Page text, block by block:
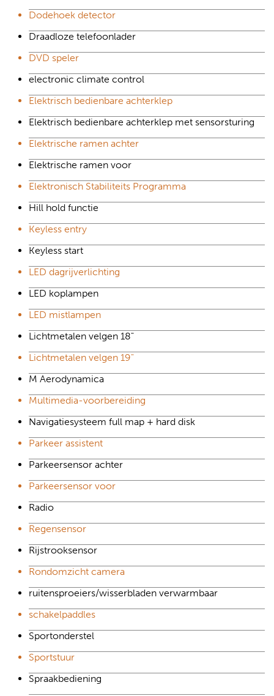
Dodehoek detector
Draadloze telefoonlader
DVD speler
electronic climate control
Elektrisch bedienbare achterklep
Elektrisch bedienbare achterklep met sensorsturing
Elektrische ramen achter
Elektrische ramen voor
Elektronisch Stabiliteits Programma
Hill hold functie
Keyless entry
Keyless start
LED dagrijverlichting
LED koplampen
LED mistlampen
Lichtmetalen velgen 18"
Lichtmetalen velgen 19"
M Aerodynamica
Multimedia-voorbereiding
Navigatiesysteem full map + hard disk
Parkeer assistent
Parkeersensor achter
Parkeersensor voor
Radio
Regensensor
Rijstrooksensor
Rondomzicht camera
ruitensproeiers/wisserbladen verwarmbaar
schakelpaddles
Sportonderstel
Sportstuur
Spraakbediening